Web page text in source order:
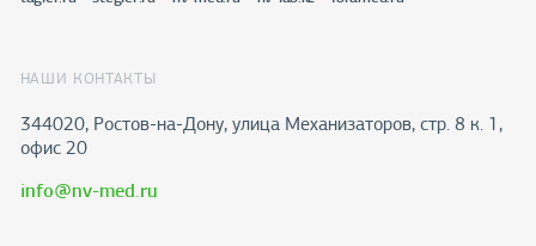
НАШИ КОНТАКТЫ
344020, Ростов-на-Дону​, улица Механизаторов, стр. 8 к. 1,
офис 20
info@nv-med.ru